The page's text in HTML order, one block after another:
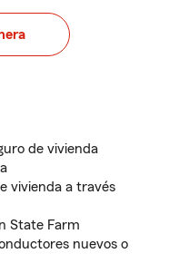
de vivienda
vivienda a través
State Farm
nuevos o